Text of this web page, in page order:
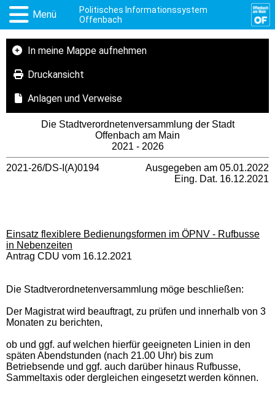
Menü
Politisches Informationssystem
Offenbach
In meine Mappe aufnehmen
Druckansicht
Anlagen und Verweise
Die Stadtverordnetenversammlung der Stadt
Offenbach am Main
2021 - 2026
2021-26/DS-I(A)0194
Ausgegeben am 05.01.2022
Eing. Dat. 16.12.2021
Einsatz flexiblere Bedienungsformen im ÖPNV - Rufbusse
in Nebenzeiten
Antrag CDU vom 16.12.2021
Die Stadtverordnetenversammlung möge beschließen:
Der Magistrat wird beauftragt, zu prüfen und innerhalb von 3
Monaten zu berichten,
ob und ggf. auf welchen hierfür geeigneten Linien in den
späten Abendstunden (nach 21.00 Uhr) bis zum
Betriebsende und ggf. auch darüber hinaus Rufbusse,
Sammeltaxis oder dergleichen eingesetzt werden können.